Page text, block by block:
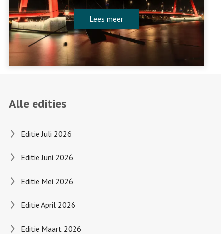
Lees meer
Alle edities
Editie Juli 2026
Editie Juni 2026
Editie Mei 2026
Editie April 2026
Editie Maart 2026